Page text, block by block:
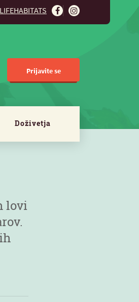
LIFEHABITATS
Prijavite se
Doživetja
lovi